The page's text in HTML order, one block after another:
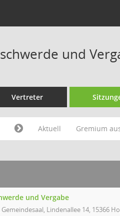
und
Vertreter
Aktuell Gremium
und Vergabe
Lindenallee 14, 15366